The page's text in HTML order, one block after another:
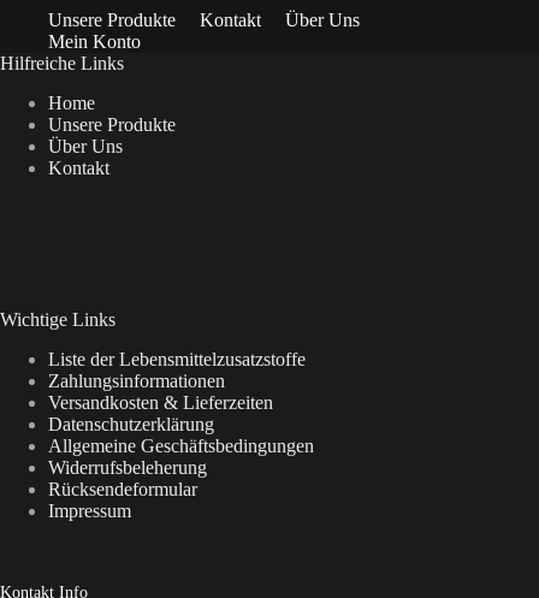
Unsere Produkte Kontakt
Über Uns
Mein Konto
Hilfreiche Links
Home
Unsere Produkte
Über Uns
Kontakt
Wichtige Links
Liste der Lebensmittelzusatzstoffe
Zahlungsinformationen
Versandkosten & Lieferzeiten
Datenschutzerklärung
Allgemeine Geschäftsbedingungen
Widerrufsbeleherung
Rücksendeformular
Impressum
Kontakt Info